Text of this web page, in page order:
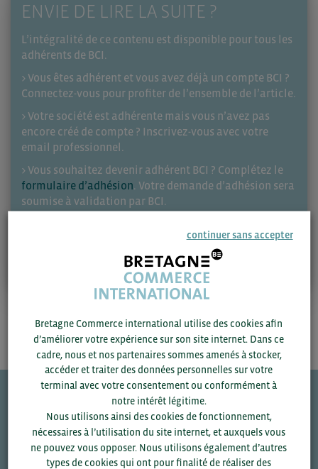
ENVIE DE LIRE LA SUITE ?
L’intégralité de ce contenu est disponible pour tous les
adhérents de BCI.
> Vous êtes adhérent et vous avez déjà un compte BCI ?
Connectez-vous pour profiter de l’ensemble de l’article.
> Votre société est adhérente mais vous n’avez pas
encore créé de compte ? Inscrivez-vous avec votre
email professionnel.
> Vous souhaitez devenir adhérent BCI ? Complétez le
formulaire d’adhésion. Votre demande d’adhésion sera
soumise à validation par BCI.
S'inscrire
Une question ?
VOS CONTACTS
continuer sans accepter
Bretagne Commerce international utilise des cookies afin
d’améliorer votre expérience sur son site internet. Dans ce
cadre, nous et nos partenaires sommes amenés à stocker,
accéder et traiter des données personnelles sur votre
terminal avec votre consentement ou conformément à
notre intérêt légitime.
Nous utilisons ainsi des cookies de fonctionnement,
nécessaires à l’utilisation du site internet, et auxquels vous
ne pouvez vous opposer. Nous utilisons également d’autres
types de cookies qui ont pour finalité de réaliser des